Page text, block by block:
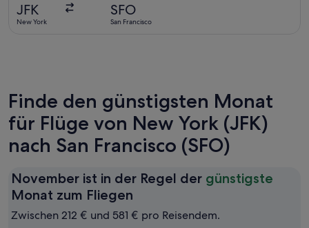
JFK
New York
SFO
San Francisco
Finde den günstigsten Monat
für Flüge von New York (JFK)
nach San Francisco (SFO)
November ist in der Regel der günstigste
Monat zum Fliegen
ist
Zwischen 212 € und 581 € pro Reisendem.